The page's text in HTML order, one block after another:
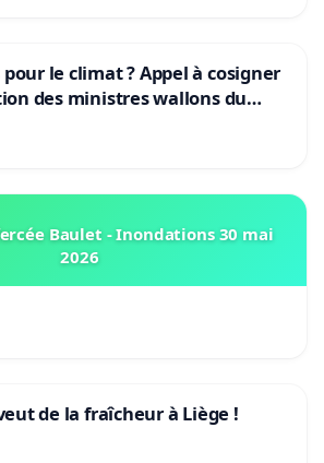
pour le climat ? Appel à cosigner
des ministres wallons du
Baulet - Inondations 30 mai
2026
de la fraîcheur à Liège !